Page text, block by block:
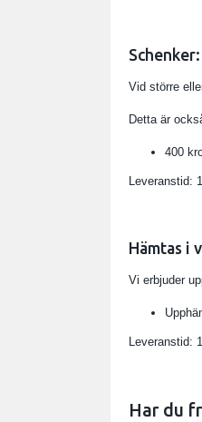
Vid större
Detta är
400
Leveranstid:
Hämtas i
Vi erbjuder
Leveranstid:
Har du